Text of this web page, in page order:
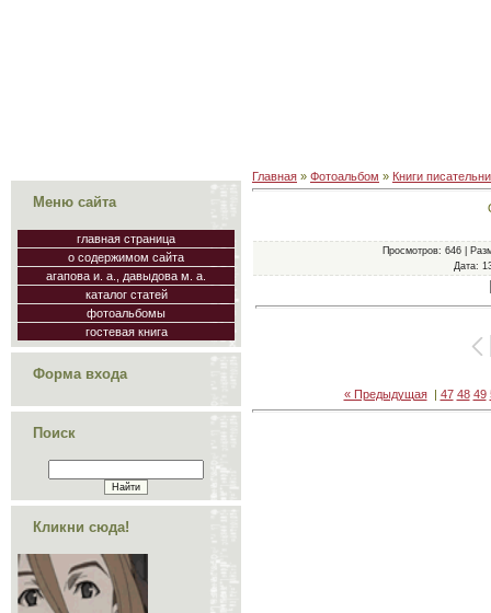
Меню сайта
главная страница
о содержимом сайта
агапова и. а., давыдова м. а.
каталог статей
фотоальбомы
гостевая книга
Форма входа
Поиск
Кликни сюда!
Главная » Фотоальбом » Книги
Просмотров: 646 |
Дата:
« Предыдущая| 47 48 49